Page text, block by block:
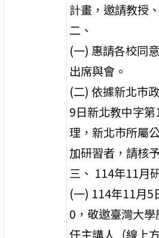
計畫，邀請教授
二、
(一) 惠請各校同
出席與會。
(二) 依據新北市
9日新北教中字
理，新北市所屬
加研習者，請核
三、 114年11月
(一) 114年11月5
0，敬邀臺灣大
任主講人（線上